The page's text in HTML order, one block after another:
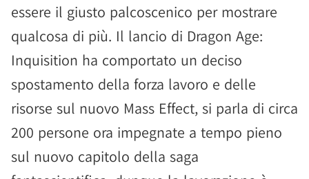
essere il giusto palcoscenico per mostrare
qualcosa di più. Il lancio di Dragon Age:
Inquisition ha comportato un deciso
spostamento della forza lavoro e delle
risorse sul nuovo Mass Effect, si parla di circa
200 persone ora impegnate a tempo pieno
sul nuovo capitolo della saga